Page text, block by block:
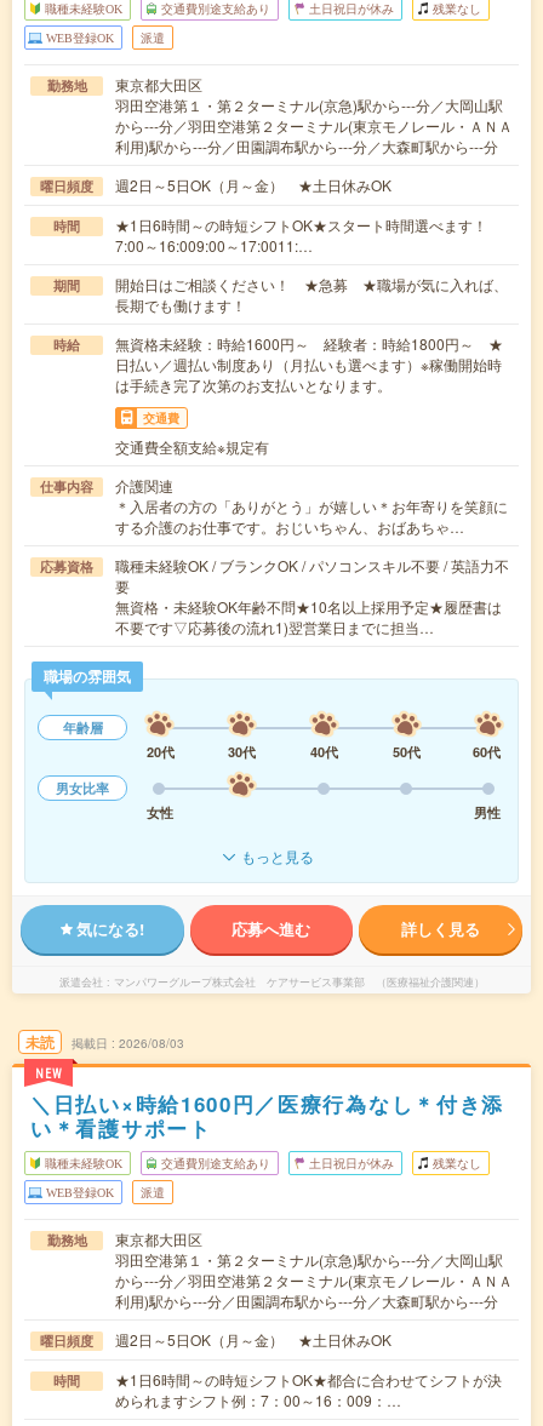
職種未経験OK 交通費別途支給あり 土日祝日が休み 残業なし
WEB登録OK 派遣
勤務地
東京都大田区
羽田空港第１・第２ターミナル(京急)駅から---分／大岡山駅
から---分／羽田空港第２ターミナル(東京モノレール・ＡＮＡ
利用)駅から---分／田園調布駅から---分／大森町駅から---分
曜日頻度 週2日～5日OK（月～金） ★土日休みOK
時間
★1日6時間～の時短シフトOK★スタート時間選べます！
7:00～16:009:00～17:0011:…
期間
開始日はご相談ください！ ★急募 ★職場が気に入れば、
長期でも働けます！
時給
無資格未経験：時給1600円～ 経験者：時給1800円～ ★
日払い／週払い制度あり（月払いも選べます）※稼働開始時
は手続き完了次第のお支払いとなります。
交通費
交通費全額支給※規定有
仕事内容
介護関連
＊入居者の方の「ありがとう」が嬉しい＊お年寄りを笑顔に
する介護のお仕事です。おじいちゃん、おばあちゃ…
応募資格
職種未経験OK / ブランクOK / パソコンスキル不要 / 英語力不
要
無資格・未経験OK年齢不問★10名以上採用予定★履歴書は
不要です▽応募後の流れ1)翌営業日までに担当…
職場の雰囲気
年齢層
20代
30代 40代 50代
60代
男女比率
女性
男性
もっと見る
気になる! 応募へ進む 詳しく見る
派遣会社 マンパワーグループ株式会社 ケアサービス事業部 （医療福祉介護関連）
未読
NEW
掲載日 2026/08/03
＼日払い×時給1600円／医療行為なし＊付き添
い＊看護サポート
職種未経験OK 交通費別途支給あり 土日祝日が休み 残業なし
WEB登録OK 派遣
勤務地
東京都大田区
羽田空港第１・第２ターミナル(京急)駅から---分／大岡山駅
から---分／羽田空港第２ターミナル(東京モノレール・ＡＮＡ
利用)駅から---分／田園調布駅から---分／大森町駅から---分
曜日頻度 週2日～5日OK（月～金） ★土日休みOK
時間
★1日6時間～の時短シフトOK★都合に合わせてシフトが決
められますシフト例：7：00～16：009：…